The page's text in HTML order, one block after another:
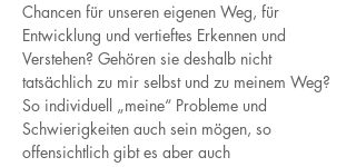
Chancen für unseren eigenen Weg, für
Entwicklung und vertieftes Erkennen und
Verstehen? Gehören sie deshalb nicht
tatsächlich zu mir selbst und zu meinem Weg?
So individuell „meine“ Probleme und
Schwierigkeiten auch sein mögen, so
offensichtlich gibt es aber auch